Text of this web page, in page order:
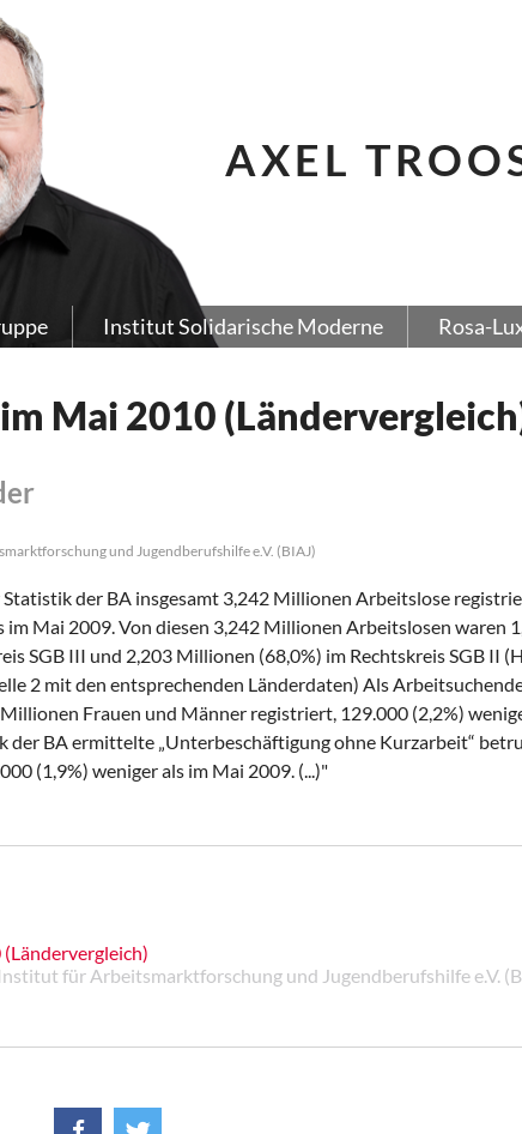
AXEL
Institut Solidarische Moderne Rosa-
Mai 2010
und Jugendberufshilfe e.V. (BIAJ)
der BA insgesamt 3,242 Millionen Arbeitslose
im Mai 2009. Von diesen 3,242 Millionen Arbeitslosen waren
SGB III und 2,203 Millionen (68,0%) im Rechtskreis SGB II
2 mit den entsprechenden Länderdaten) Als
Frauen und Männer registriert, 129.000 (2,2%)
der BA ermittelte „Unterbeschäftigung ohne Kurzarbeit“
(1,9%) weniger als im Mai 2009. (...)"
für Arbeitsmarktforschung und Jugendberufshilfe e.V.